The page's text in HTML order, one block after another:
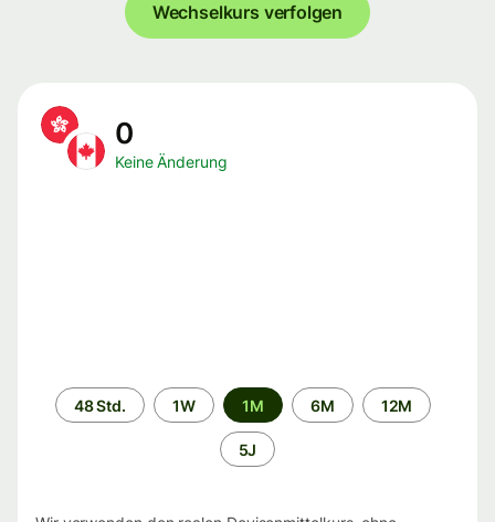
Wechselkurs verfolgen
0
Keine Änderung
Zeitraum
48 Std. 1W 1M 6M 12M
5J